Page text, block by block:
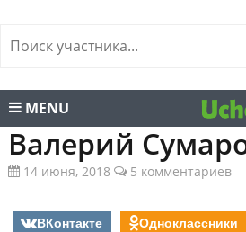
MENU
Валерий
14 июня, 2018 5 комментариев
ВКонтакте Одноклассники